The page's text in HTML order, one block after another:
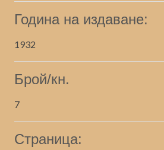
Година на издаване:
1932
Брой/кн.
7
Страница: